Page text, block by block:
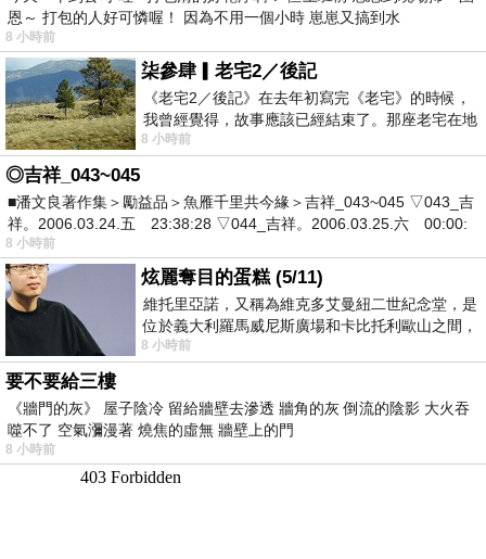
恩～ 打包的人好可憐喔！ 因為不用一個小時 崽崽又搞到水
8 小時前
柒參肆▎老宅2／後記
《老宅2／後記》在去年初寫完《老宅》的時候，
我曾經覺得，故事應該已經結束了。那座老宅在地
震中倒塌，七個人終於離開那片黑暗，
8 小時前
◎吉祥_043~045
■潘文良著作集＞勵益品＞魚雁千里共今緣＞吉祥_043~045 ▽043_吉
祥。2006.03.24.五 23:38:28 ▽044_吉祥。2006.03.25.六 00:00:
8 小時前
炫麗奪目的蛋糕 (5/11)
維托里亞諾，又稱為維克多艾曼紐二世紀念堂，是
位於義大利羅馬威尼斯廣場和卡比托利歐山之間，
用以紀念統一義大利統一後的的第一位國
8 小時前
要不要給三樓
《牆門的灰》 屋子陰冷 留給牆壁去滲透 牆角的灰 倒流的陰影 大火吞
噬不了 空氣瀰漫著 燒焦的虛無 牆壁上的門
8 小時前